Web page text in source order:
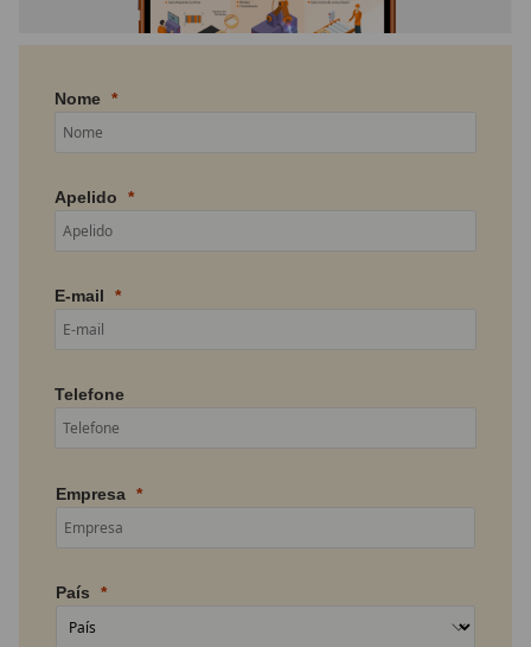
Nome
Apelido
E-mail
Telefone
Empresa
País